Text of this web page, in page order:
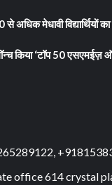
मेधावी विद्यार्थियों का
किया ‘टॉप 50 एसएमईज़
office 614 crystal